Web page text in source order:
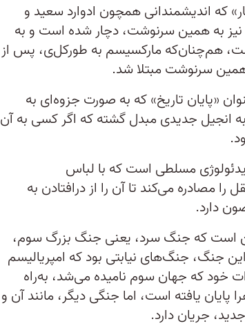
که اندیشمندانی همچون ادوارد سعید و
نیز به همین سرنوشت، دچار شده است و به
هم‌چنان‌که مارکسیسم به طورکل‌ی، پس از
سرنوشت مبتلا شد.
«پایان تاریخ» که به صورت جزوه‌ای به
انجیل جدیدی مبدل گشته که اگر کسی به آن
مسلطی است که با لباس‌
مصادره می‌کند تا آن را از درافتادن به
دارد.
است که جنگ سرد، یعنی جنگ بزرگ سوم،
جنگ، جنگ‌های نیابتی بود که امپریالیسم
خود که جهان سوم نامیده می‌شد، به‌راه
یافته است، اما جنگی دیگر، مانند آن و
جریان دارد.